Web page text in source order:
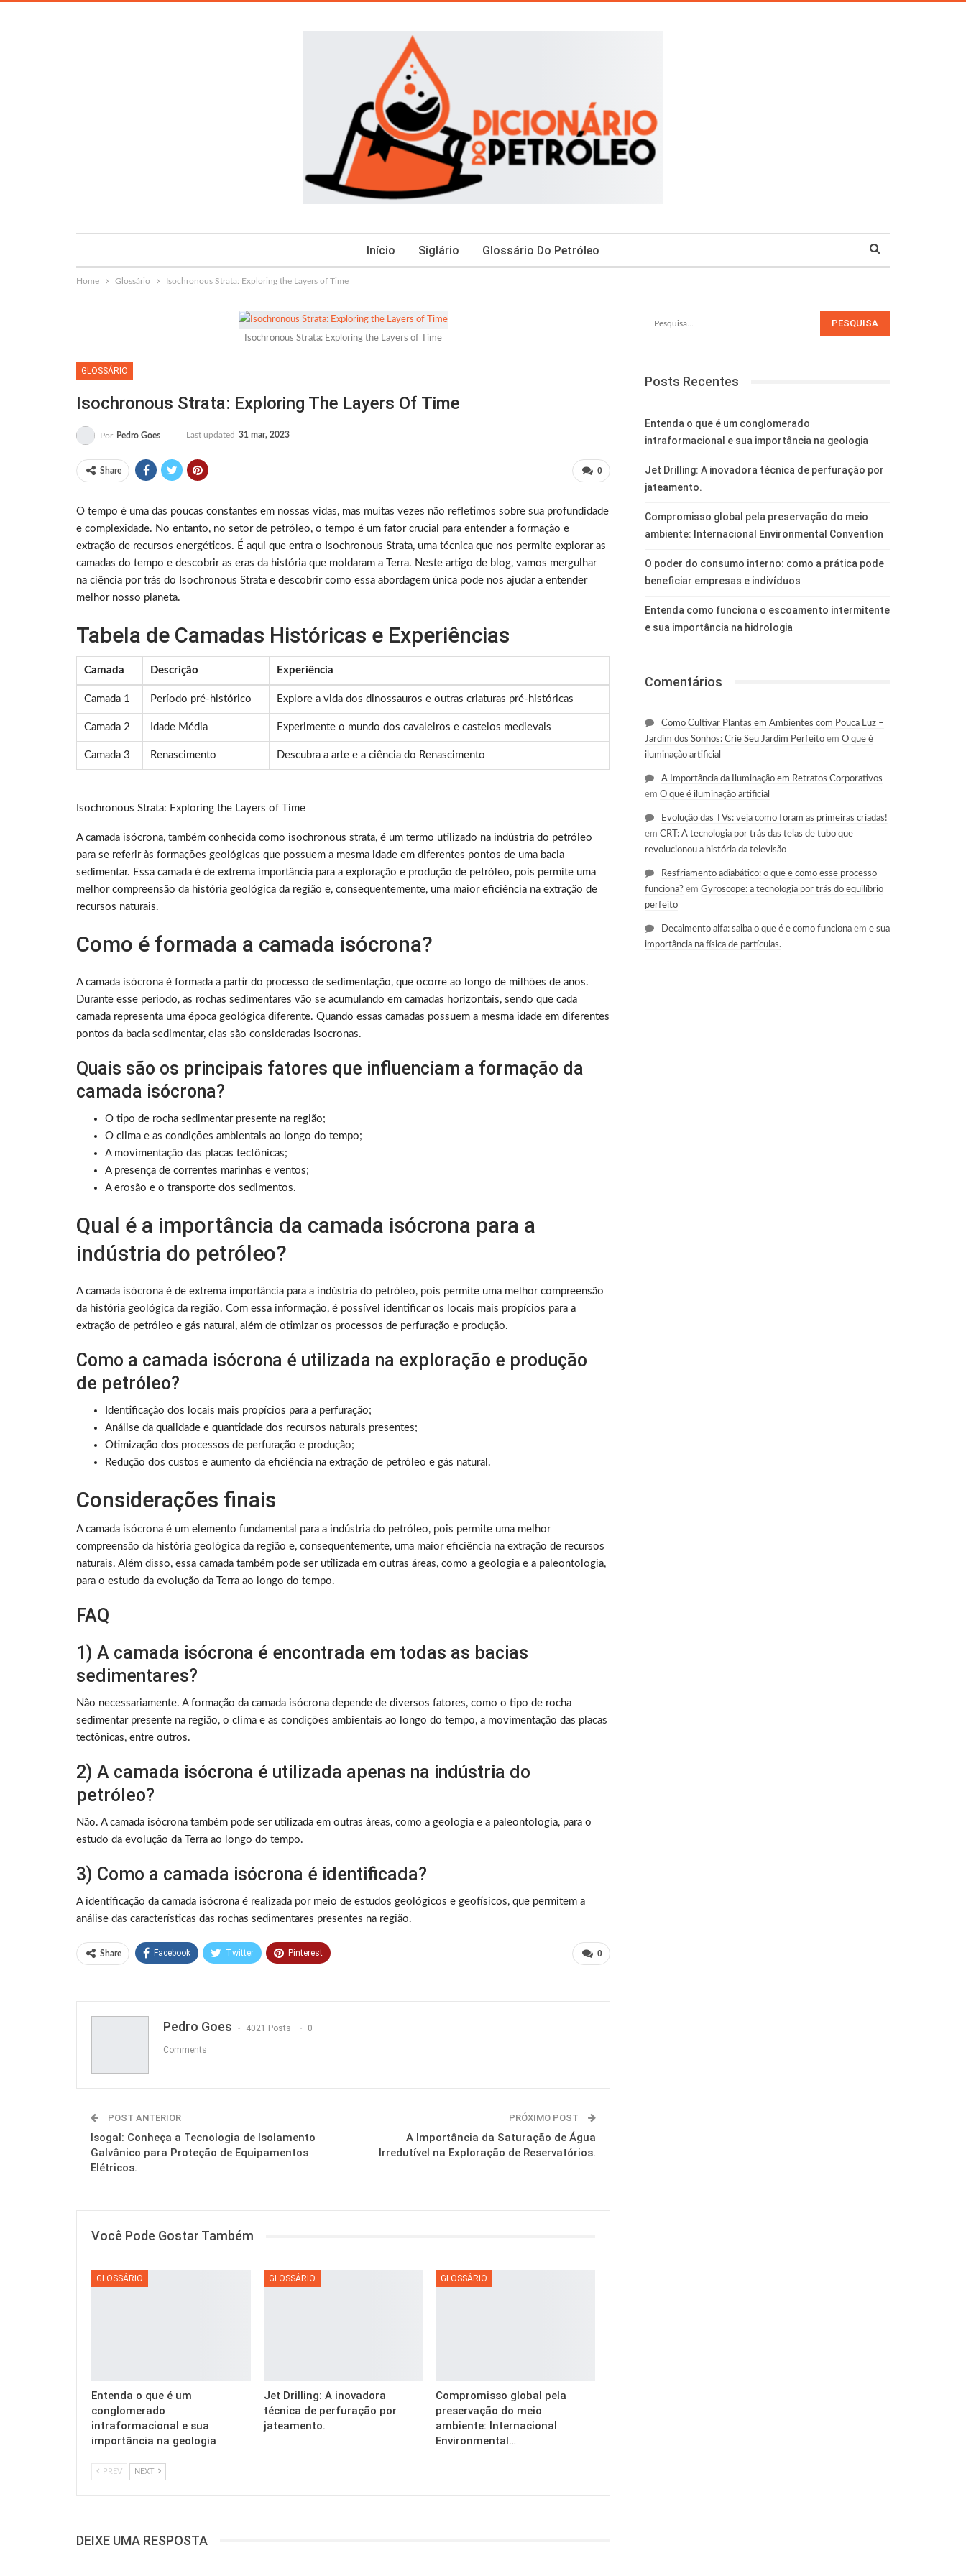
Início Siglário Glossário Do Petróleo
Home Glossário Isochronous Strata: Exploring the Layers of Time
Isochronous Strata: Exploring the Layers of Time
GLOSSÁRIO
Isochronous Strata: Exploring The Layers Of Time
Por Pedro Goes Last updated 31 mar, 2023
0
Share
O tempo é uma das poucas constantes em nossas vidas, mas muitas vezes não refletimos sobre sua profundidade
e complexidade. No entanto, no setor de petróleo, o tempo é um fator crucial para entender a formação e
extração de recursos energéticos. É aqui que entra o Isochronous Strata, uma técnica que nos permite explorar as
camadas do tempo e descobrir as eras da história que moldaram a Terra. Neste artigo de blog, vamos mergulhar
na ciência por trás do Isochronous Strata e descobrir como essa abordagem única pode nos ajudar a entender
melhor nosso planeta.
Tabela de Camadas Históricas e Experiências
Camada Descrição Experiência
Camada 1 Período pré-histórico Explore a vida dos dinossauros e outras criaturas pré-históricas
Camada 2 Idade Média Experimente o mundo dos cavaleiros e castelos medievais
Camada 3 Renascimento Descubra a arte e a ciência do Renascimento
Isochronous Strata: Exploring the Layers of Time
A camada isócrona, também conhecida como isochronous strata, é um termo utilizado na indústria do petróleo
para se referir às formações geológicas que possuem a mesma idade em diferentes pontos de uma bacia
sedimentar. Essa camada é de extrema importância para a exploração e produção de petróleo, pois permite uma
melhor compreensão da história geológica da região e, consequentemente, uma maior eficiência na extração de
recursos naturais.
Como é formada a camada isócrona?
A camada isócrona é formada a partir do processo de sedimentação, que ocorre ao longo de milhões de anos.
Durante esse período, as rochas sedimentares vão se acumulando em camadas horizontais, sendo que cada
camada representa uma época geológica diferente. Quando essas camadas possuem a mesma idade em diferentes
pontos da bacia sedimentar, elas são consideradas isocronas.
Quais são os principais fatores que influenciam a formação da
camada isócrona?
O tipo de rocha sedimentar presente na região;
O clima e as condições ambientais ao longo do tempo;
A movimentação das placas tectônicas;
A presença de correntes marinhas e ventos;
A erosão e o transporte dos sedimentos.
Qual é a importância da camada isócrona para a
indústria do petróleo?
A camada isócrona é de extrema importância para a indústria do petróleo, pois permite uma melhor compreensão
da história geológica da região. Com essa informação, é possível identificar os locais mais propícios para a
extração de petróleo e gás natural, além de otimizar os processos de perfuração e produção.
Como a camada isócrona é utilizada na exploração e produção
de petróleo?
Identificação dos locais mais propícios para a perfuração;
Análise da qualidade e quantidade dos recursos naturais presentes;
Otimização dos processos de perfuração e produção;
Redução dos custos e aumento da eficiência na extração de petróleo e gás natural.
Considerações finais
A camada isócrona é um elemento fundamental para a indústria do petróleo, pois permite uma melhor
compreensão da história geológica da região e, consequentemente, uma maior eficiência na extração de recursos
naturais. Além disso, essa camada também pode ser utilizada em outras áreas, como a geologia e a paleontologia,
para o estudo da evolução da Terra ao longo do tempo.
FAQ
1) A camada isócrona é encontrada em todas as bacias
sedimentares?
Não necessariamente. A formação da camada isócrona depende de diversos fatores, como o tipo de rocha
sedimentar presente na região, o clima e as condições ambientais ao longo do tempo, a movimentação das placas
tectônicas, entre outros.
2) A camada isócrona é utilizada apenas na indústria do
petróleo?
Não. A camada isócrona também pode ser utilizada em outras áreas, como a geologia e a paleontologia, para o
estudo da evolução da Terra ao longo do tempo.
3) Como a camada isócrona é identificada?
A identificação da camada isócrona é realizada por meio de estudos geológicos e geofísicos, que permitem a
análise das características das rochas sedimentares presentes na região.
0
Share Facebook Twitter Pinterest
Pedro Goes 4021 Posts 0
Comments
POST ANTERIOR
Isogal: Conheça a Tecnologia de Isolamento
Galvânico para Proteção de Equipamentos
Elétricos.
PRÓXIMO POST
A Importância da Saturação de Água
Irredutível na Exploração de Reservatórios.
Você Pode Gostar Também
GLOSSÁRIO
Entenda o que é um
conglomerado
intraformacional e sua
importância na geologia
GLOSSÁRIO
Jet Drilling: A inovadora
técnica de perfuração por
jateamento.
GLOSSÁRIO
Compromisso global pela
preservação do meio
ambiente: Internacional
Environmental…
PREV NEXT
DEIXE UMA RESPOSTA
Posts Recentes
Entenda o que é um conglomerado
intraformacional e sua importância na geologia
Jet Drilling: A inovadora técnica de perfuração por
jateamento.
Compromisso global pela preservação do meio
ambiente: Internacional Environmental Convention
O poder do consumo interno: como a prática pode
beneficiar empresas e indivíduos
Entenda como funciona o escoamento intermitente
e sua importância na hidrologia
Comentários
Como Cultivar Plantas em Ambientes com Pouca Luz –
Jardim dos Sonhos: Crie Seu Jardim Perfeitoem O que é
iluminação artificial
A Importância da Iluminação em Retratos Corporativos
em O que é iluminação artificial
Evolução das TVs: veja como foram as primeiras criadas!
em CRT: A tecnologia por trás das telas de tubo que
revolucionou a história da televisão
Resfriamento adiabático: o que e como esse processo
funciona?em Gyroscope: a tecnologia por trás do equilíbrio
perfeito
Decaimento alfa: saiba o que é e como funcionaem e sua
importância na física de partículas.